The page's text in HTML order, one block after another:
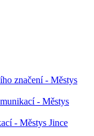
značení - Městys
- Městys
- Městys Jince